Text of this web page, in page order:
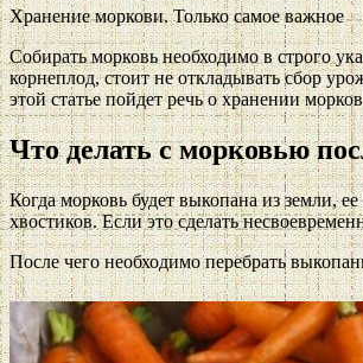
Хранение моркови. Только самое важное
Собирать морковь необходимо в строго
корнеплод, стоит не откладывать сбор
этой статье пойдет речь о хранении
Что делать с морковью
Когда морковь будет выкопана из земли,
хвостиков. Если это сделать
После чего необходимо перебрать